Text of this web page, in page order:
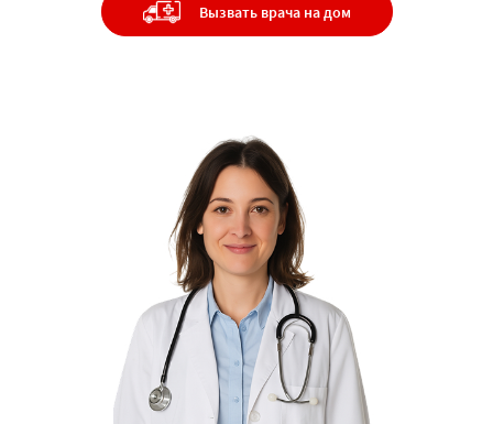
Вызвать врача на дом